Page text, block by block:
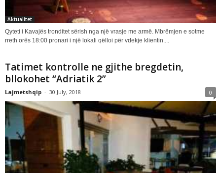
Aktualitet
Qyteti i Kavajës tronditet sërish nga një vrasje me armë. Mbrëmjen e sotme
rreth orës 18:00 pronari i një lokali qëlloi për vdekje klientin....
Tatimet kontrolle ne gjithe bregdetin,
bllokohet “Adriatik 2”
Lajmetshqip - 30 July, 2018 0